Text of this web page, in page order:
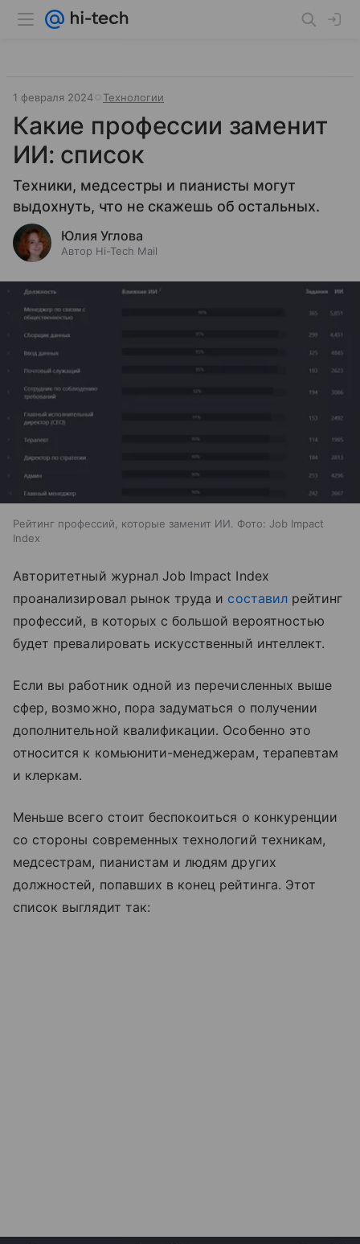
1 февраля 2024 Технологии
Какие профессии заменит
ИИ: список
Техники, медсестры и пианисты могут
выдохнуть, что не скажешь об остальных.
Юлия Углова
Автор Hi-Tech Mail
Рейтинг профессий, которые заменит ИИ. Фото: Job Impact
Index
Авторитетный журнал Job Impact Index
проанализировал рынок труда и составилрейтинг
профессий, в которых с большой вероятностью
будет превалировать искусственный интеллект.
Если вы работник одной из перечисленных выше
сфер, возможно, пора задуматься о получении
дополнительной квалификации. Особенно это
относится к комьюнити-менеджерам, терапевтам
и клеркам.
Меньше всего стоит беспокоиться о конкуренции
со стороны современных технологий техникам,
медсестрам, пианистам и людям других
должностей, попавших в конец рейтинга. Этот
список выглядит так: